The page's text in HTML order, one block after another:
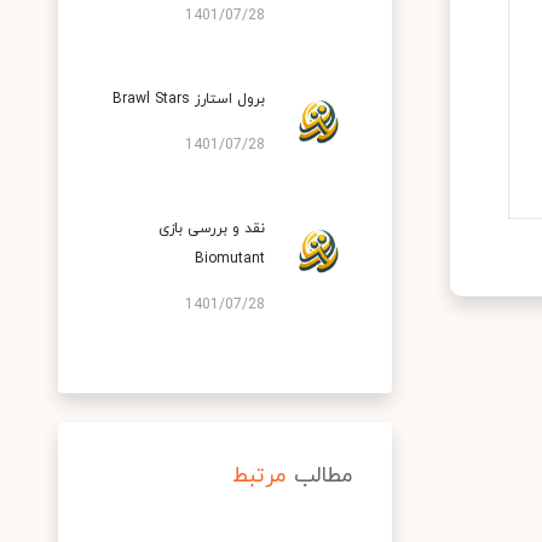
1401/07/28
برول استارز Brawl Stars
1401/07/28
نقد و بررسی بازی
Biomutant
1401/07/28
مطالب مرتبط